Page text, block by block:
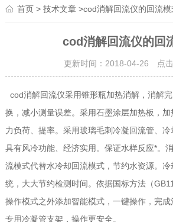
首页> 技术文章>cod消解回流仪的回流模
cod消解回流仪的回
更新时间：2018-04-26 点击
cod消解回流仪采用锥形瓶加热消解，消解
换，减小测量误差。采用石墨涂层加热板，
力负荷、提率。采用玻璃毛刺冷凝回流管、冷
具有风冷功能、经济实用。保证水样反应*。
流模式代替水冷却回流模式，节约水资源。
统，大大节约检测时间。依据国标方法（
操作模式之外添加智能模式，一键操作，完
专用冷凝管支架，操作更安全。